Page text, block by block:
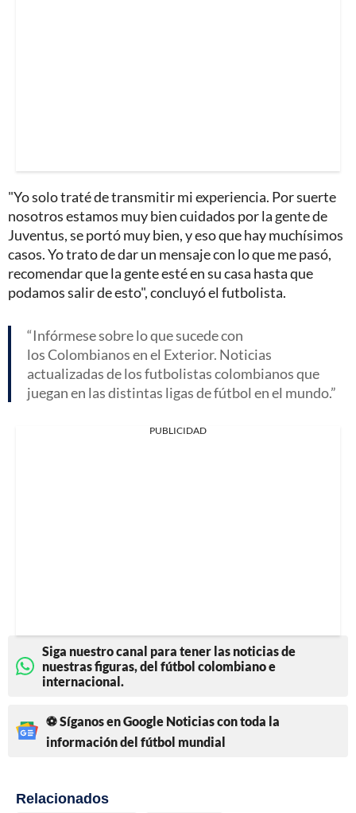
"Yo solo traté de transmitir mi experiencia. Por suerte
nosotros estamos muy bien cuidados por la gente de
Juventus, se portó muy bien, y eso que hay muchísimos
casos. Yo trato de dar un mensaje con lo que me pasó,
recomendar que la gente esté en su casa hasta que
podamos salir de esto", concluyó el futbolista.
Infórmese sobre lo que sucede con
los Colombianos en el Exterior. Noticias
actualizadas de los futbolistas colombianos que
juegan en las distintas ligas de fútbol en el mundo.
PUBLICIDAD
Siga nuestro canal para tener las noticias de
nuestras figuras, del fútbol colombiano e
internacional.
⚽ Síganos en Google Noticias con toda la
información del fútbol mundial
Relacionados